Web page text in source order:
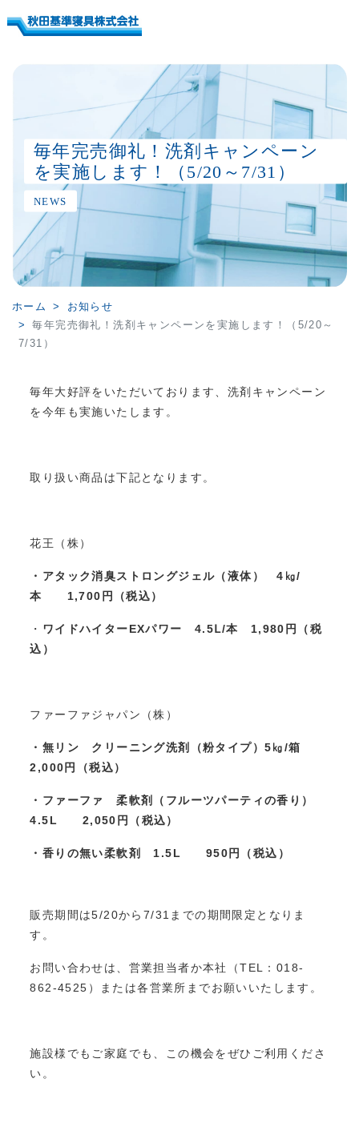
毎年完売御礼！洗剤キャンペーン
を実施します！（5/20～7/31）
NEWS
ホーム
お知らせ
毎年完売御礼！洗剤キャンペーンを実施します！（5/20～
7/31）
毎年大好評をいただいております、洗剤キャンペーン
を今年も実施いたします。
取り扱い商品は下記となります。
花王（株）
・アタック消臭ストロングジェル（液体） 4㎏/
本
1,700円（税込）
・ ワイドハイターEXパワー 4.5Ⅼ/本 1,980円（税
込）
ファーファジャパン（株）
・無リン クリーニング洗剤（粉タイプ）5㎏/箱
2,000円（税込）
・ファーファ 柔軟剤（フルーツパーティの香り）
4.5L
2,050円（税込）
・香りの無い柔軟剤 1.5L 950円（税込）
販売期間は5/20から7/31までの期間限定となりま
す。
お問い合わせは、営業担当者か本社（TEL：018-
862-4525）または各営業所までお願いいたします。
施設様でもご家庭でも、この機会をぜひご利用くださ
い。